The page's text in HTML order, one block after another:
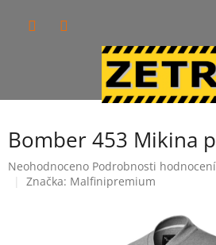
Bomber 453 Mikina
Průměrné
hodnocení
Neohodnoceno Podrobnosti hodnocení
Značka: Malfinipremium